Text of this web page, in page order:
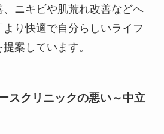
ニキビや肌荒れ改善などへ
り快適で自分らしいライフ
案しています。
スクリニックの悪い～中立